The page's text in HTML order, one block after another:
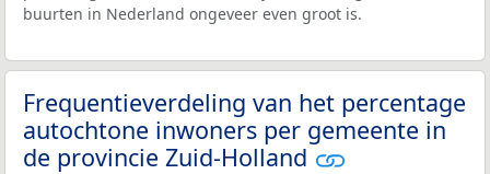
buurten in Nederland ongeveer even groot is.
Frequentieverdeling van het percentage
autochtone inwoners per gemeente in
de provincie Zuid-Holland